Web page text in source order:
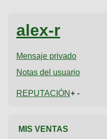
alex-r
Mensaje privado
Notas del usuario
REPUTACIÓN + -
MIS VENTAS